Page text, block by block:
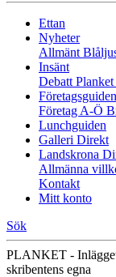
Ettan
Nyheter
Allmänt
Insänt
Debatt Planket
Företagsguiden
Företag A-Ö
Lunchguiden
Galleri Direkt
Landskrona
Allmänna
Kontakt
Mitt konto
Sök
PLANKET - Inlägget
skribentens egna